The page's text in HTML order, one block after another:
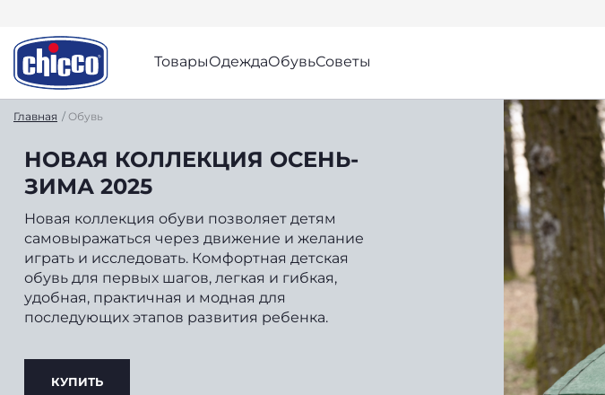
ТоварыОдеждаОбувьСоветы
Главная Обувь
НОВАЯ КОЛЛЕКЦИЯ ОСЕНЬ-
ЗИМА 2025
Новая коллекция обуви позволяет детям
самовыражаться через движение и желание
играть и исследовать. Комфортная детская
обувь для первых шагов, легкая и гибкая,
удобная, практичная и модная для
последующих этапов развития ребенка.
КУПИТЬ